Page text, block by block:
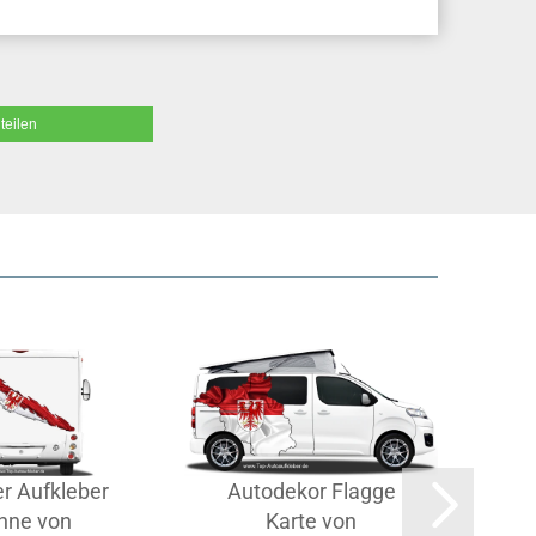
teilen
Aufkleber
von
Autodekor Flagge
Karte von